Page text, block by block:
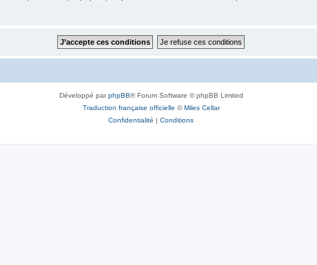
Développé parphpBB® Forum Software © phpBB Limited
Traduction française officielle ©Miles Cellar
Confidentialité | Conditions